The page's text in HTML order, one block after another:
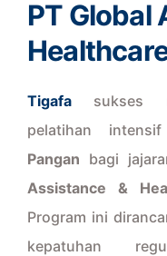
PT Global
Tigafa sukses
pelatihan
Pangan bagi
Assistance &
Program ini
kepatuhan